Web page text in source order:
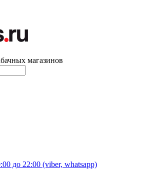
магазинов
до 22:00 (viber, whatsapp)